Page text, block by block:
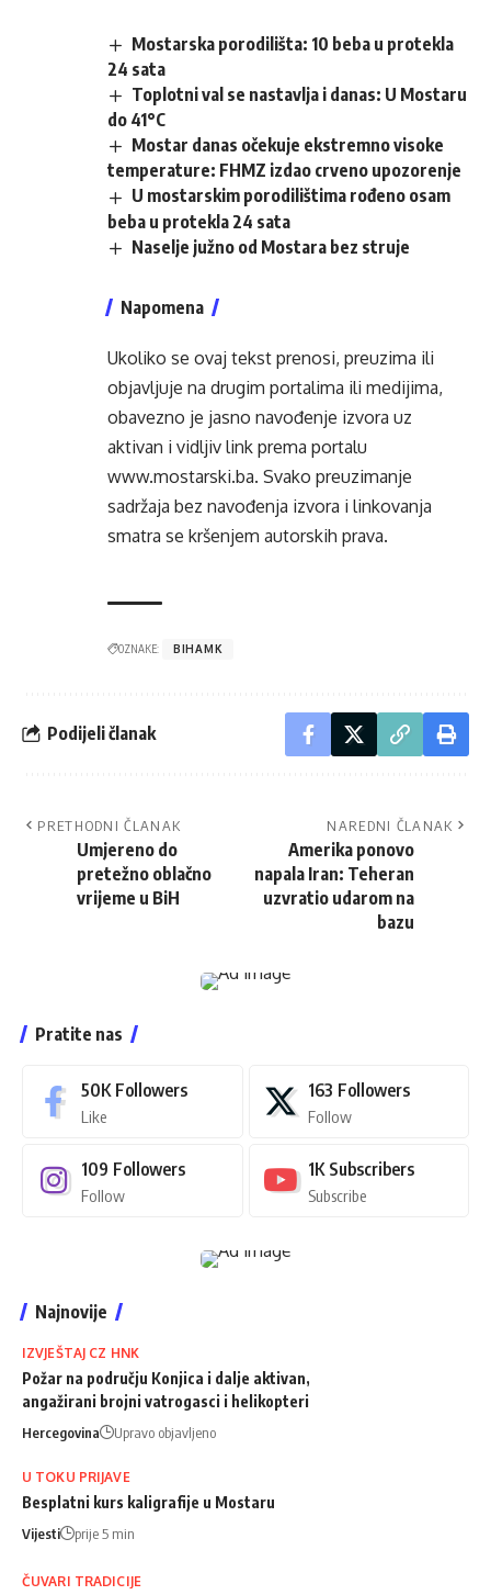
Mostarska porodilišta: 10 beba u protekla
24 sata
Toplotni val se nastavlja i danas: U Mostaru
do 41°C
Mostar danas očekuje ekstremno visoke
temperature: FHMZ izdao crveno upozorenje
U mostarskim porodilištima rođeno osam
beba u protekla 24 sata
Naselje južno od Mostara bez struje
Napomena
Ukoliko se ovaj tekst prenosi, preuzima ili
objavljuje na drugim portalima ili medijima,
obavezno je jasno navođenje izvora uz
aktivan i vidljiv link prema portalu
www.mostarski.ba. Svako preuzimanje
sadržaja bez navođenja izvora i linkovanja
smatra se kršenjem autorskih prava.
OZNAKE: BIHAMK
Podijeli članak
PRETHODNI ČLANAK
Umjereno do
pretežno oblačno
vrijeme u BiH
NAREDNI ČLANAK
Amerika ponovo
napala Iran: Teheran
uzvratio udarom na
bazu
Pratite nas
50K Followers
Like
163 Followers
Follow
109 Followers
Follow
1K Subscribers
Subscribe
Najnovije
IZVJEŠTAJ CZ HNK
Požar na području Konjica i dalje aktivan,
angažirani brojni vatrogasci i helikopteri
Hercegovina Upravo objavljeno
U TOKU PRIJAVE
Besplatni kurs kaligrafije u Mostaru
Vijesti prije 5 min
ČUVARI TRADICIJE